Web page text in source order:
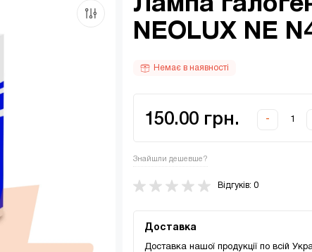
NEOLUX NE
Немає в наявності
150.00 грн. -
Знайшли дешевше?
Відгуків: 0
Доставка
Доставка нашої продукції по всій